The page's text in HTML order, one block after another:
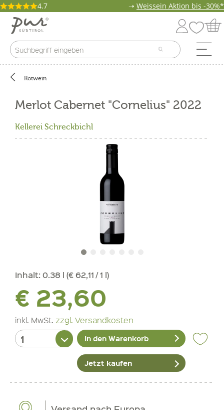
4.7 ➝ Weissein Aktion bis -30%*
Rotwein
Merlot Cabernet "Cornelius" 2022
Kellerei Schreckbichl
Inhalt: 0.38 l (€ 62,11 / 1 l)
€ 23,60
inkl. MwSt. zzgl. Versandkosten
In den Warenkorb
Jetzt kaufen